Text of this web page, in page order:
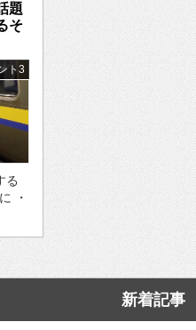
題
そ
ト3
る
・
新着記事